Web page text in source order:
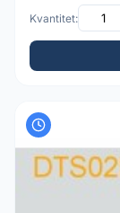
Kvantitet: